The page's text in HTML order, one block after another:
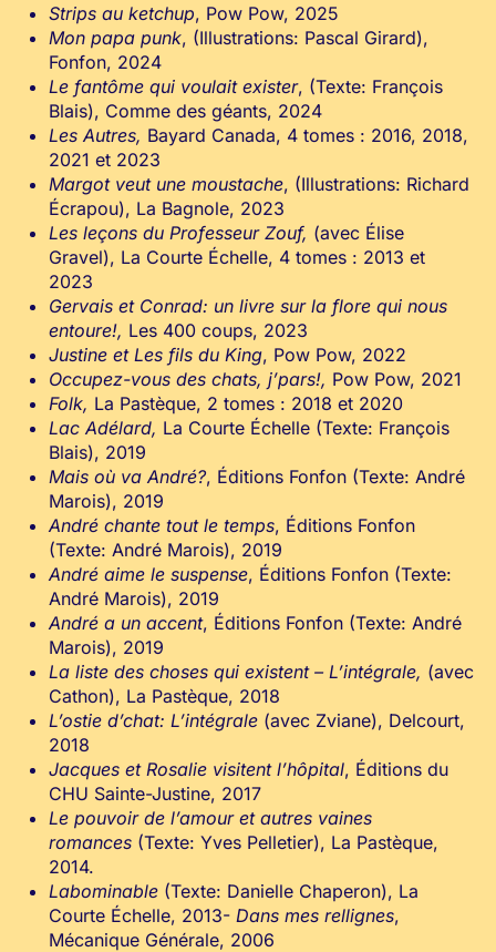
Strips au ketchup, Pow Pow, 2025
Mon papa punk, (Illustrations: Pascal Girard),
Fonfon, 2024
Le fantôme qui voulait exister, (Texte: François
Blais), Comme des géants, 2024
Les Autres, Bayard Canada, 4 tomes : 2016, 2018,
2021 et 2023
Margot veut une moustache, (Illustrations: Richard
Écrapou), La Bagnole, 2023
Les leçons du Professeur Zouf, (avec Élise
Gravel), La Courte Échelle, 4 tomes : 2013 et
2023
Gervais et Conrad: un livre sur la flore qui nous
entoure!, Les 400 coups, 2023
Justine et Les fils du King, Pow Pow, 2022
Occupez-vous des chats, j’pars!, Pow Pow, 2021
Folk, La Pastèque, 2 tomes : 2018 et 2020
Lac Adélard, La Courte Échelle (Texte: François
Blais), 2019
Mais où va André?, Éditions Fonfon (Texte: André
Marois), 2019
André chante tout le temps, Éditions Fonfon
(Texte: André Marois), 2019
André aime le suspense, Éditions Fonfon (Texte:
André Marois), 2019
André a un accent, Éditions Fonfon (Texte: André
Marois), 2019
La liste des choses qui existent – L’intégrale, (avec
Cathon), La Pastèque, 2018
L’ostie d’chat: L’intégrale (avec Zviane), Delcourt,
2018
Jacques et Rosalie visitent l’hôpital, Éditions du
CHU Sainte-Justine, 2017
Le pouvoir de l’amour et autres vaines
romances (Texte: Yves Pelletier), La Pastèque,
2014.
Labominable (Texte: Danielle Chaperon), La
Courte Échelle, 2013- Dans mes rellignes,
Mécanique Générale, 2006